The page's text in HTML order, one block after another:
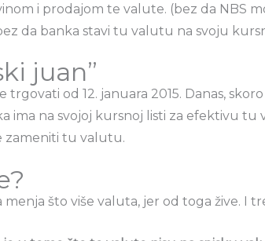
i prodajom te valute. (bez da NBS
da banka stavi tu valutu na svoju
juan”
trgovati od 12. januara 2015. Danas,
ima na svojoj kursnoj listi za efektivu tu
zameniti tu valutu.
menja što više valuta, jer od toga žive. I